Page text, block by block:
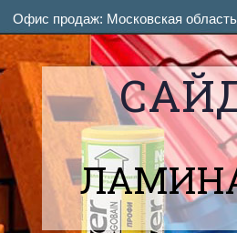
Офис продаж: Московская